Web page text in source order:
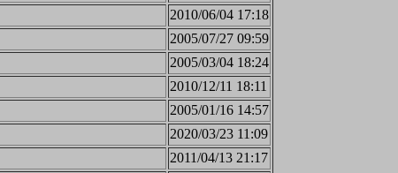
2010/06/04 17:18
2005/07/27 09:59
2005/03/04 18:24
2010/12/11 18:11
2005/01/16 14:57
2020/03/23 11:09
2011/04/13 21:17